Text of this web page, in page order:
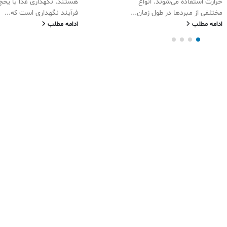
مختلفی از مبردها در طول زمان...
ادامه مطلب
فرآیند نگهداری است که...
ادامه مطلب